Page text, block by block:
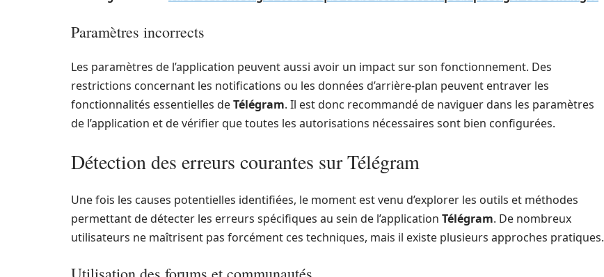
Paramètres incorrects
Les paramètres de l’application peuvent aussi avoir un impact sur son fonctionnement. Des
restrictions concernant les notifications ou les données d’arrière-plan peuvent entraver les
fonctionnalités essentielles deTélégram. Il est donc recommandé de naviguer dans les paramètres
de l’application et de vérifier que toutes les autorisations nécessaires sont bien configurées.
Détection des erreurs courantes sur Télégram
Une fois les causes potentielles identifiées, le moment est venu d’explorer les outils et méthodes
permettant de détecter les erreurs spécifiques au sein de l’application Télégram. De nombreux
utilisateurs ne maîtrisent pas forcément ces techniques, mais il existe plusieurs approches pratiques.